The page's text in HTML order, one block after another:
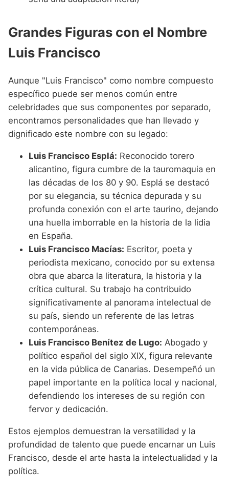
Grandes Figuras con el Nombre
Luis Francisco
Aunque "Luis Francisco" como nombre compuesto
específico puede ser menos común entre
celebridades que sus componentes por separado,
encontramos personalidades que han llevado y
dignificado este nombre con su legado:
Luis Francisco Esplá: Reconocido torero
alicantino, figura cumbre de la tauromaquia en
las décadas de los 80 y 90. Esplá se destacó
por su elegancia, su técnica depurada y su
profunda conexión con el arte taurino, dejando
una huella imborrable en la historia de la lidia
en España.
Luis Francisco Macías: Escritor, poeta y
periodista mexicano, conocido por su extensa
obra que abarca la literatura, la historia y la
crítica cultural. Su trabajo ha contribuido
significativamente al panorama intelectual de
su país, siendo un referente de las letras
contemporáneas.
Luis Francisco Benítez de Lugo: Abogado y
político español del siglo XIX, figura relevante
en la vida pública de Canarias. Desempeñó un
papel importante en la política local y nacional,
defendiendo los intereses de su región con
fervor y dedicación.
Estos ejemplos demuestran la versatilidad y la
profundidad de talento que puede encarnar un Luis
Francisco, desde el arte hasta la intelectualidad y la
política.